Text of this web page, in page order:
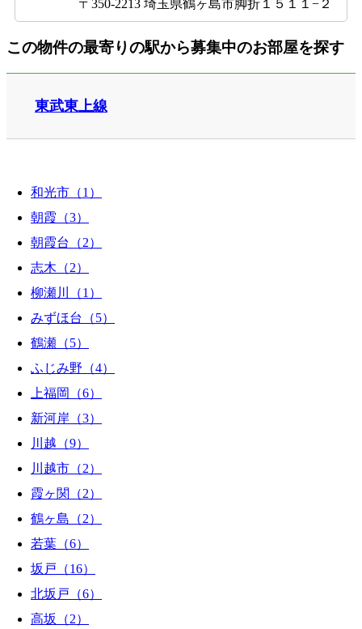
〒350-2213 埼玉県鶴ヶ島市脚折１５１１−２
この物件の最寄りの駅から募集中のお部屋を探す
東武東上線
和光市（1）
朝霞（3）
朝霞台（2）
志木（2）
柳瀬川（1）
みずほ台（5）
鶴瀬（5）
ふじみ野（4）
上福岡（6）
新河岸（3）
川越（9）
川越市（2）
霞ヶ関（2）
鶴ヶ島（2）
若葉（6）
坂戸（16）
北坂戸（6）
高坂（2）